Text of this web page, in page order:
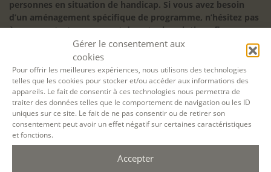
Gérer le consentement aux
cookies
Pour offrir les meilleures expériences, nous utilisons des technologies
telles que les cookies pour stocker et/ou accéder aux informations des
appareils. Le fait de consentir à ces technologies nous permettra de
traiter des données telles que le comportement de navigation ou les ID
uniques sur ce site. Le fait de ne pas consentir ou de retirer son
consentement peut avoir un effet négatif sur certaines caractéristiques
et fonctions.
Accepter
l'écriture
personnes en situation de handicap. Si vous avez besoin
d’un aménagement spécifique de programme, n’hésitez pas
à nous contacter en amont de votre inscription afin
d’étudier la faisabilité de votre projet (adaptation des
supports, accessibilité de nos salles).
Sauf mention contraire, il n’y a pas de modalité d’accès et les
inscriptions à nos activités sont ouvertes jusqu’au dernier
jour ouvré précédant l’ouverture, dans la limite des places
disponibles. Si vous souhaitez faire prendre en charge votre
formation (Afdas, France Travail…), la demande d’inscription
est à effectuer au plus tard un mois avant le début de la
formation.